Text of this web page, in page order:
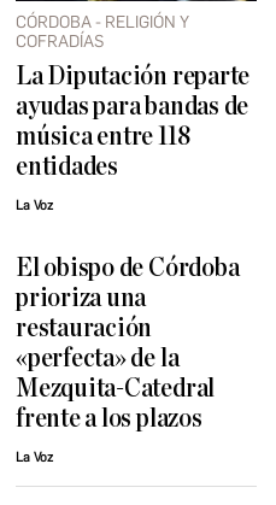
CÓRDOBA - RELIGIÓN Y
COFRADÍAS
La Diputación reparte
ayudas para bandas de
música entre 118
entidades
La Voz
El obispo de Córdoba
prioriza una
restauración
«perfecta» de la
Mezquita-Catedral
frente a los plazos
La Voz